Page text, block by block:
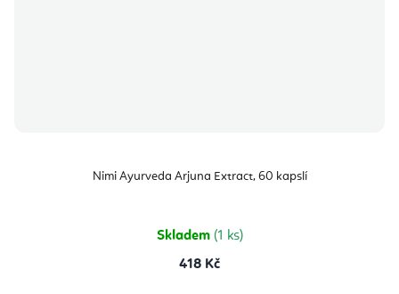
Nimi Ayurveda Arjuna Extract, 60 kapslí
Skladem (1 ks)
418 Kč